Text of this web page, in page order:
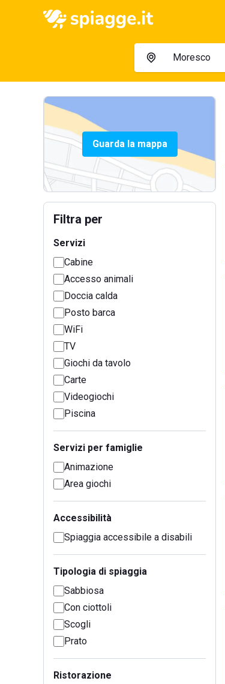
Guarda la mappa
Filtra per
Servizi
Cabine
Accesso animali
Doccia calda
Posto barca
WiFi
TV
Giochi da tavolo
Carte
Videogiochi
Piscina
Servizi per famiglie
Animazione
Area giochi
Accessibilità
Spiaggia accessibile a disabili
Tipologia di spiaggia
Sabbiosa
Con ciottoli
Scogli
Prato
Ristorazione